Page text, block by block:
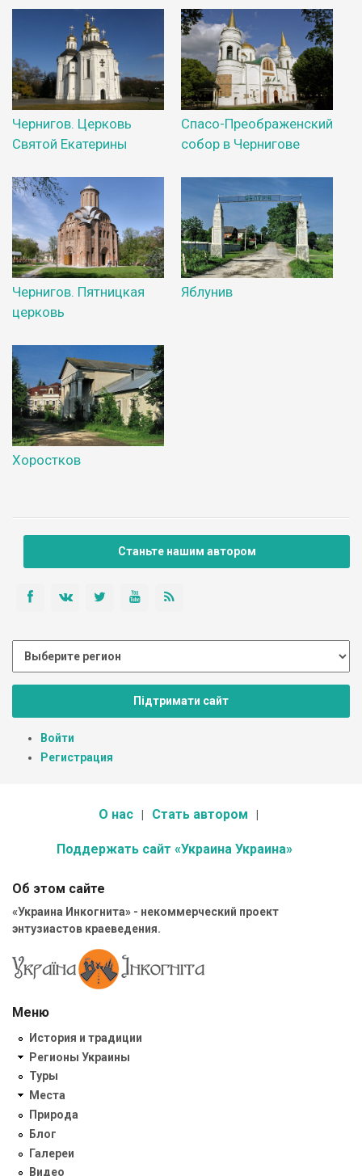
Чернигов. Церковь
Святой Екатерины
Спасо-Преображенский
собор в Чернигове
Чернигов. Пятницкая
церковь
Яблунив
Хоростков
Станьте нашим автором
Підтримати сайт
Войти
Регистрация
О нас Стать автором
Поддержать сайт «Украина Украина»
Об этом сайте
«Украина Инкогнита» - некоммерческий проект
энтузиастов краеведения.
Меню
История и традиции
Регионы Украины
Туры
Места
Природа
Блог
Галереи
Видео